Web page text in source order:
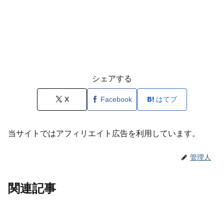
シェアする
X Facebook はてブ
当サイトではアフィリエイト広告を利用しています。
管理人
関連記事